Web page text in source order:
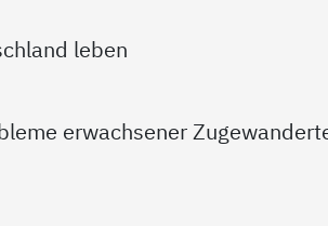
leben
erwachsener